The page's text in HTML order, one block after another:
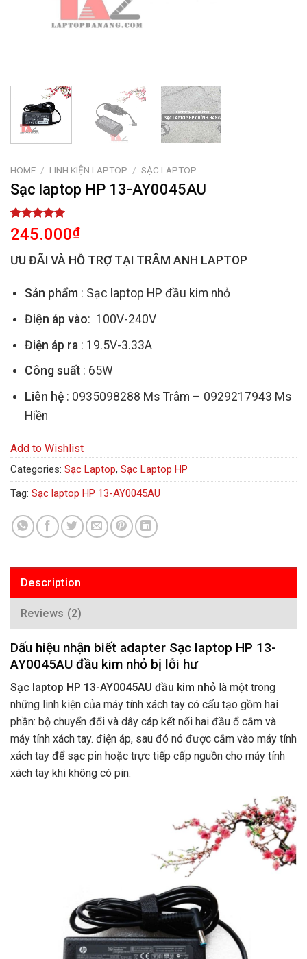
HOME / LINH KIỆN LAPTOP / SẠC LAPTOP
Sạc laptop HP 13-AY0045AU
Rated 5.00
out of 5
based on
2
customer
245.000₫
ƯU ĐÃI VÀ HỖ TRỢ TẠI TRÂM ANH LAPTOP
Sản phẩm : Sạc laptop HP đầu kim nhỏ
Điện áp vào: 100V-240V
Điện áp ra: 19.5V-3.33A
Công suất: 65W
Liên hệ: 0935098288 Ms Trâm – 0929217943 Ms
Hiền
Add to Wishlist
Categories: Sạc Laptop, Sạc Laptop HP
Tag: Sạc laptop HP 13-AY0045AU
Description
Reviews (2)
Dấu hiệu nhận biết adapter Sạc laptop HP 13-
AY0045AU đầu kim nhỏ bị lỗi hư
Sạc laptop HP 13-AY0045AU đầu kim nhỏ là một trong
những linh kiện của máy tính xách tay có cấu tạo gồm hai
phần: bộ chuyển đổi và dây cáp kết nối hai đầu ổ cắm và
máy tính xách tay. điện áp, sau đó nó được cắm vào máy tính
xách tay để sạc pin hoặc trực tiếp cấp nguồn cho máy tính
xách tay khi không có pin.